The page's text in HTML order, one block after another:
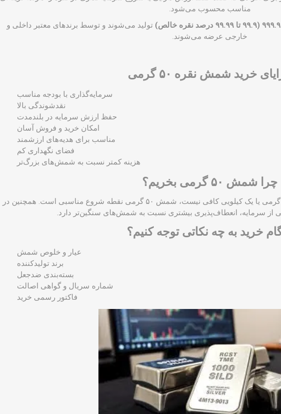
مناسب محسوب می‌شود.
تولید می‌شوند و توسط برندهای معتبر داخلی و
خارجی عرضه می‌شوند.
خرید شمش نقره ۵۰ گرمی
سرمایه‌گذاری با بودجه مناسب
نقدشوندگی بالا
حفظ ارزش سرمایه در بلندمدت
امکان خرید و فروش آسان
مناسب برای هدیه‌های ارزشمند
فضای نگهداری کم
هزینه کمتر نسبت به شمش‌های بزرگ‌تر
چرا شمش ۵۰ گرمی بخریم؟
اگر سرمایه شما برای خرید شمش‌های ۱۰۰ گرمی یا یک کیلویی کافی نیست، شمش ۵۰ گرمی نقطه شروع مناسبی است. همچنین در
سرمایه، انعطاف‌پذیری بیشتری نسبت به شمش‌های سنگین‌تر دارد.
خرید به چه نکاتی توجه کنیم؟
عیار و خلوص شمش
برند تولیدکننده
بسته‌بندی ضدجعل
شماره سریال و گواهی اصالت
فاکتور رسمی خرید